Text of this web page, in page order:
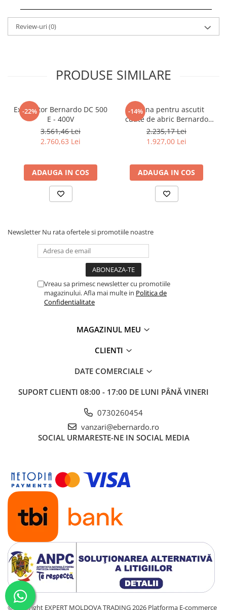
Lame de ferăstrău cu acoperire
TiN
Standuri pentru ferăstraie cu
bandă
Standuri pentru mașini de găurit și
Standuri pentru strunguri metal
Unelte striere
Prelucrare lemn
Fierastraie circulare cu masa
Ferastraie circulare de formatizat
Ferastraie gater
Fierastraie circulare de santier
Fierastraie circulare pendulare
Fierastraie panglica
Fierastraie traforaj pentru decupat
role
Masini pentru slefuit lemn
Masini de slefuit cu banda si disc
Masini de slefuit cu valt
Masini de slefuit pe cant
Masini pentru slefuit cu ax oscilant
Rindeluire
Masini pentru rindeluire si
degrosare cu arbore elicoidal
Masini pentru degrosare cu arbore
elicoidal
Masini pentru grosime
Masini pentru rindeluire
Masini pentru rindeluire si
degrosare
Review-uri(0)
PRODUSE SIMILARE
-22%
Exhaustor Bernardo DC 500
E - 400V
3.561,46 Lei
2.760,63 Lei
ADAUGA IN COS
-14%
Masina pentru ascutit
cutite de abric Bernardo
HMS 600
2.235,17 Lei
1.927,00 Lei
ADAUGA IN COS
Newsletter Nu rata ofertele si promotiile noastre
Vreau sa primesc newsletter cu promotiile
magazinului. Afla mai multe in Politica de
Confidentialitate
MAGAZINUL MEU
CLIENTI
DATE COMERCIALE
SUPORT CLIENTI 08:00 - 17:00 DE LUNI PÂNĂ VINERI
0730260454
vanzari@ebernardo.ro
SOCIAL URMARESTE-NE IN SOCIAL MEDIA
©Copyright EXPERT MOLDOVA TRADING 2026 Platforma E-commerce